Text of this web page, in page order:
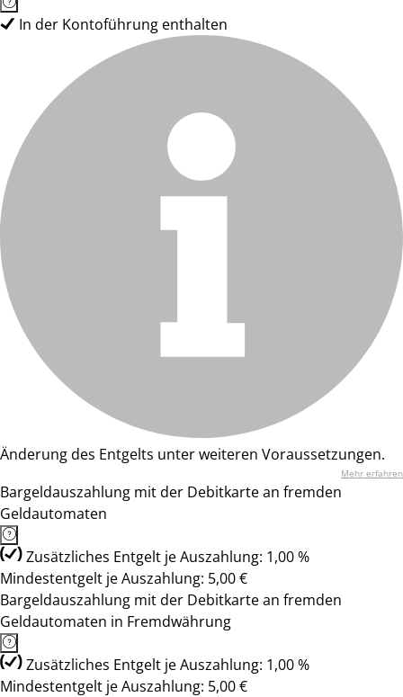
In der Kontoführung enthalten
Änderung des Entgelts unter weiteren Voraussetzungen.
Mehr erfahren
Bargeldauszahlung mit der Debitkarte an fremden
Geldautomaten
Zusätzliches Entgelt je Auszahlung: 1,00 %
Mindestentgelt je Auszahlung: 5,00 €
Bargeldauszahlung mit der Debitkarte an fremden
Geldautomaten in Fremdwährung
Zusätzliches Entgelt je Auszahlung: 1,00 %
Mindestentgelt je Auszahlung: 5,00 €